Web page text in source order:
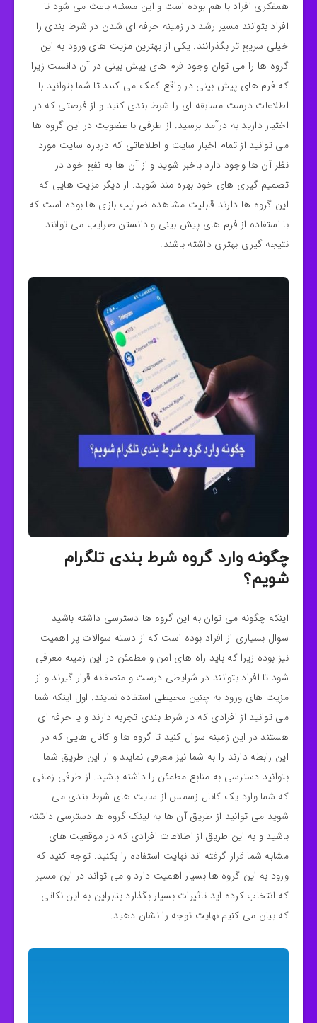
همفکری افراد با هم بوده است و این مسئله باعث می شود تا
افراد بتوانند مسیر رشد در زمینه حرفه ای شدن در شرط بندی را
خیلی سریع تر بگذرانند. یکی از بهترین مزیت های ورود به این
گروه ها را می توان وجود فرم های پیش بینی در آن دانست زیرا
که فرم های پیش بینی در واقع کمک می کنند تا شما بتوانید با
اطلاعات درست مسابقه ای را شرط بندی کنید و از فرصتی که در
اختیار دارید به درآمد برسید. از طرفی با عضویت در این گروه ها
می توانید از تمام اخبار سایت و اطلاعاتی که درباره سایت مورد
نظر آن ها وجود دارد باخبر شوید و از آن ها به نفع خود در
تصمیم گیری های خود بهره مند شوید. از دیگر مزیت هایی که
این گروه ها دارند قابلیت مشاهده ضرایب بازی ها بوده است که
با استفاده از فرم های پیش بینی و دانستن ضرایب می توانند
نتیجه گیری بهتری داشته باشند.
چگونه وارد گروه شرط بندی تلگرام
شویم؟
اینکه چگونه می توان به این گروه ها دسترسی داشته باشید
سوال بسیاری از افراد بوده است که از دسته سوالات پر اهمیت
نیز بوده زیرا که باید راه های امن و مطمئن در این زمینه معرفی
شود تا افراد بتوانند در شرایطی درست و منصفانه قرار گیرند و از
مزیت های ورود به چنین محیطی استفاده نمایند. اول اینکه شما
می توانید از افرادی که در شرط بندی تجربه دارند و یا حرفه ای
هستند در این زمینه سوال کنید تا گروه ها و کانال هایی که در
این رابطه دارند را به شما نیز معرفی نمایند و از این طریق شما
بتوانید دسترسی به منابع مطمئن را داشته باشید. از طرفی زمانی
که شما وارد یک کانال زسمس از سایت های شرط بندی می
شوید می توانید از طریق آن ها به لینک گروه ها دسترسی داشته
باشید و به این طریق از اطلاعات افرادی که در موقعیت های
مشابه شما قرار گرفته اند نهایت استفاده را بکنید. توجه کنید که
ورود به این گروه ها بسیار اهمیت دارد و می تواند در این مسیر
که انتخاب کرده اید تاثیرات بسیار بگذارد بنابراین به این نکاتی
که بیان می کنیم نهایت توجه را نشان دهید.